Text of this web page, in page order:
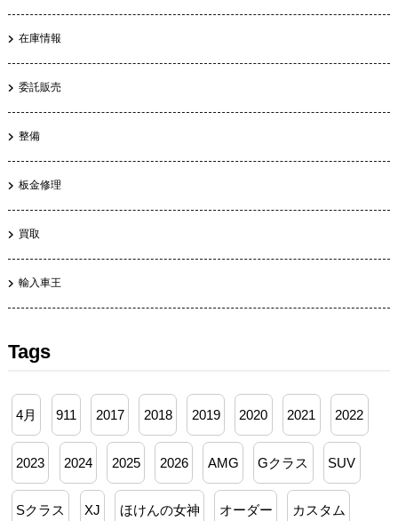
在庫情報
委託販売
整備
板金修理
買取
輸入車王
Tags
4月 911 2017 2018 2019 2020 2021 2022
2023 2024 2025 2026 AMG Gクラス SUV
Sクラス XJ ほけんの女神 オーダー カスタム